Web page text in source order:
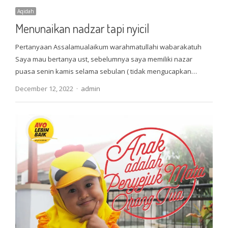
Aqidah
Menunaikan nadzar tapi nyicil
Pertanyaan Assalamualaikum warahmatullahi wabarakatuh
Saya mau bertanya ust, sebelumnya saya memiliki nazar
puasa senin kamis selama sebulan ( tidak mengucapkan…
December 12, 2022
Author
admin